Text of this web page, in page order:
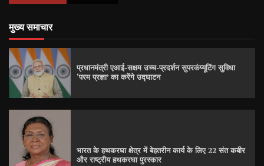
मुख्य समाचार
प्रधानमंत्री एआई-सक्षम उच्च-प्रदर्शन सुपरकंप्यूटिंग सुविधा
‘परम प्रज्ञा’ का करेंगे उद्घाटन
भारत के हथकरघा क्षेत्र में बेहतरीन कार्य के लिए 22 संत कबीर
और राष्ट्रीय हथकरघा पुरस्कार